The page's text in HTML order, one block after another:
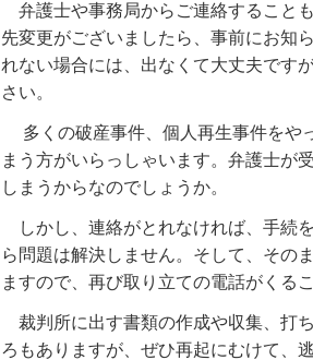
弁護士や事務局からご連絡すること
先変更がございましたら、事前にお知
れない場合には、出なくて大丈夫です
さい。
多くの破産事件、個人再生事件をや
まう方がいらっしゃいます。弁護士が
しまうからなのでしょうか。
しかし、連絡がとれなければ、手続
ら問題は解決しません。そして、その
ますので、再び取り立ての電話がくる
裁判所に出す書類の作成や収集、打
ろもありますが、ぜひ再起にむけて、